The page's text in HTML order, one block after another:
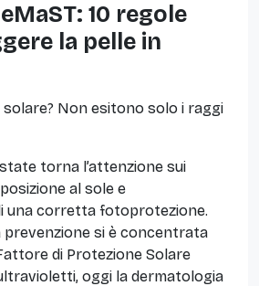
10 regole
la pelle in
solare? Non esitono solo i raggi
torna l’attenzione sui
al sole e
una corretta fotoprotezione.
prevenzione si è concentrata
di Protezione Solare
oggi la dermatologia